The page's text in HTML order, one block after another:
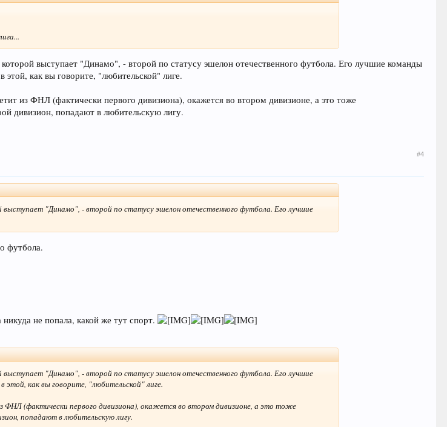
выступает "Динамо", - второй по статусу эшелон отечественного футбола. Его лучшие команды
как вы говорите, "любительской" лиге.
из ФНЛ (фактически первого дивизиона), окажется во втором дивизионе, а это тоже
дивизион, попадают в любительскую лигу.
#4
"Динамо", - второй по статусу эшелон отечественного футбола. Его лучшие
футбола.
не попала, какой же тут спорт.
"Динамо", - второй по статусу эшелон отечественного футбола. Его лучшие
этой, как вы говорите, "любительской" лиге.
(фактически первого дивизиона), окажется во втором дивизионе, а это тоже
попадают в любительскую лигу.